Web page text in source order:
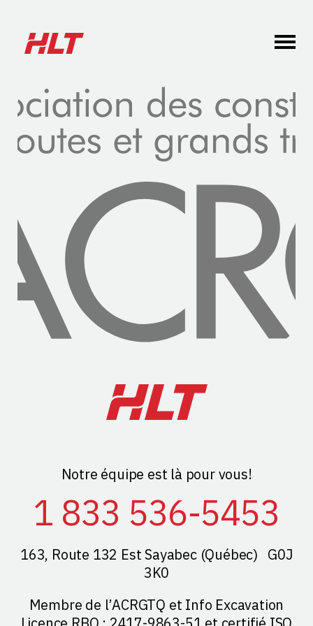
Notre équipe est là pour vous!
1 833 536-5453
163, Route 132 Est Sayabec (Québec) G0J
3K0
Membre de l’ACRGTQ et Info Excavation